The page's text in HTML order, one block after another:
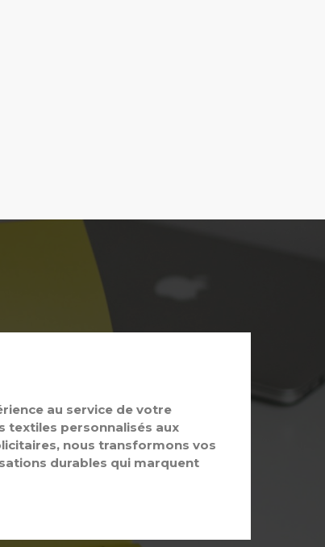
au service de votre
textiles personnalisés aux
nous transformons vos
durables qui marquent